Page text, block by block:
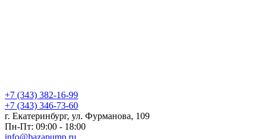
+7 (343) 382-16-99
+7 (343) 346-73-‬60
г. Екатеринбург, ул. Фурманова, 109
Пн-Пт: 09:00 - 18:00
info@bazapump.ru